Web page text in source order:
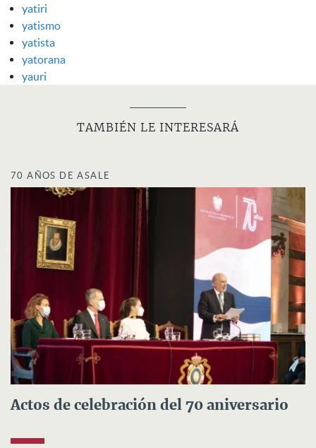
yatiri
yatismo
yatista
yatorana
yauri
TAMBIÉN LE INTERESARÁ
70 AÑOS DE ASALE
Actos de celebración del 70 aniversario